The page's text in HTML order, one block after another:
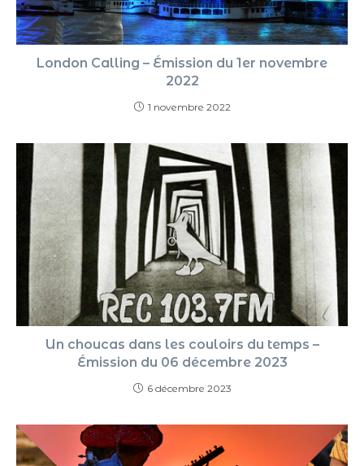
London Calling – Émission du 1er novembre
2022
1 novembre 2022
Un choucas dans les couloirs du temps –
Émission du 06 décembre 2023
6 décembre 2023